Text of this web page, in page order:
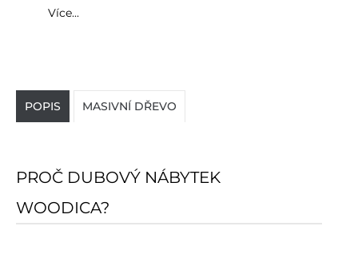
Více...
POPIS MASIVNÍ DŘEVO
PROČ DUBOVÝ NÁBYTEK
WOODICA?